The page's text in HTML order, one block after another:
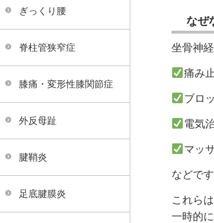
なぜ
坐骨神
痛み
ブロ
電気
マッ
などです
これらは
一時的
ぎっくり腰
脊柱管狭窄症
膝痛・変形性膝関節症
外反母趾
腱鞘炎
足底腱膜炎